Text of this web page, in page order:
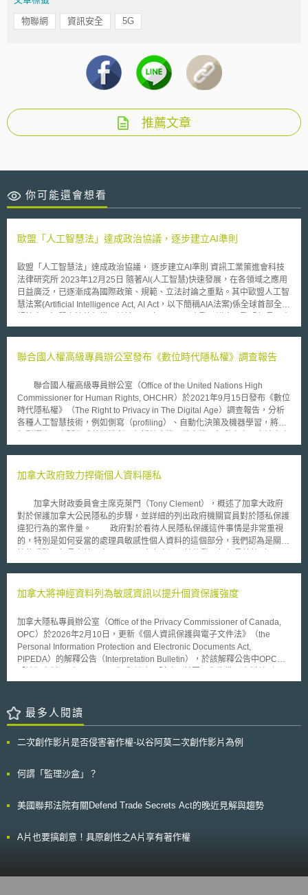
物聯網 資訊安全 5G
推薦文章
你可能還會想看
歐盟「人工智慧法」達成政治協議，逐步建立AI準則
歐盟「人工智慧法」達成政治協議， 逐步建立AI準則 資訊工業策進會科技
法律研究所 2023年12月25日 隨著AI(人工智慧)快速發展，在各領域之應用
日益廣泛，已逐漸成為國際政策、規範、立法討論之重點。其中歐盟人工智
慧法案(Artificial Intelligence Act, AI Act，以下簡稱AIA法案)係全球首部全面
會達成重要政治協議[1]，尚待正式批准。 壹、發佈背景 歐洲議會及歐盟部
准。在法案普遍實施前之過渡期，歐盟執委會將公布人工智慧協定(AI
關鍵義務。 歐盟人工智慧法係歐盟執委會於2021年4月提出，係全球首項關
於人工智慧的全面法律架構，該項新法係歐盟打造可信賴AI之方式，將基於
AI未來可證定義(future proof definition)，以等同作法直接適用於所有會員國
[2]。 貳、內容摘要 AIA法案旨在確保進入並於歐盟使用之AI人工智慧系統是
安全及可信賴的，並尊重人類基本權利及歐盟價值觀，在創新及權利義務中
(risk-based approach)，即風險越高，規則越嚴格，現階段將風險分為：最
risk)、特定透明度風險(Specific transparency risk)[3]。與委員會最初建議
適用之範圍，包含但不限於在歐盟內提供或部署人工智慧系統的企業[4]。但
澄清該法案不適用於專門用於軍事或國防目的之系統。同樣，該協定規定不
適用於研究和創新目的之人工智慧系統，也不適用於非專業原因之個人AI使
用。 臨時協議針對通用AI(General purpose AI)[5]模型，訂定相關規定以確
保價值鏈之透明度；針對可能造成系統性風險之強大模型，訂定風險管理與
重要事件監管、執行模型評估與對抗性測試等相關義務。這些義務將由執委
practices)。 考量到人工智慧系統可用於不同目的之情況，臨時協議針對通
接觸到使用這種系統時通知他們。 臨時協議針對違反禁止之AI應用，罰款金
額自3,500萬歐元 或全球年營業額7%(以較高者為準)。針對違反其他義務罰
款1,500萬歐元或全球年營業額3%，提供不正確資訊罰 款750萬歐元或全球
年營業額1.5%。針對中小及新創企業違反人工智慧法之行政罰款將設定適
AIA法案進行審議並通過臨時協議，係歐洲各國對於現下人工智慧運作之監
管進行全面的討論及認可結果，對其他國家未來立法及規範有一定之指引效
果。 此次臨時協議主要針對人工智慧定義及適用範圍進行確定定義，確認
算過程及單純軟體使用不會被無意中禁止。對於通用人工智慧基礎模型之部
務。然由於涉及層面過廣，仍需業界、科學社群、民間及其他利害關係人討
論準則之制定。 面對AI人工智慧之快速發展，各國在人工智慧之風險分級、
策進會科技法律研究所長期致力於促進國家科技法制環境，將持續觀測各國
聯合國人權高級專員辦公室發布《數位時代隱私權》調查報告
聯合國人權高級專員辦公室（Office of the United Nations High
Commissioner for Human Rights, OHCHR）於2021年9月15日發布《數位
時代隱私權》（The Right to Privacy in The Digital Age）調查報告，分析
各種人工智慧技術，例如側寫（profiling）、自動化決策及機器學習，將如
或集會結社自由等，並提出對國家與企業應如何因應之具體建議。 一、針
包括設計、開發、部署、銷售、取得（obtain）或運營，應定期進行全面的
高系統使用透明度與可解釋性，並應充分通知公眾與受影響之個人其正在使
用人工智慧進行決策。 二、針對國家使用人工智慧之建議：應確保所有人
工智慧的使用符合人權，明確禁止並停止販售不符合國際人權法運作之人工
智慧應用程序。在證明使用該人工智慧系統能遵守隱私及資料保護標準，且
不存在重大準確性問題及產生歧視影響之前，應暫停在公共場所使用遠端生
可能造成不利人權的影響，以及確保在侵犯人權時能夠有相關之補救措施。
商業與人權指導原則（Guiding Principles on Business and Human
視，進行系統評估與監測，以及設計有效的申訴機制。
加拿大政府致力捍衛個人資料隱私
加拿大財政委員會主席克萊門（Tony Clement），概述了加拿大政府
對於保護加拿大公民隱私的步驟，並詳細的列出政府機關官員對於隱私保護
違犯行為的案件量。 政府對於看待人民隱私保護這件事情是非常重視
的，特別是如何妥當的處理具敏感性個人資料的這個部分，我們認為是關鍵
Finley）說：「我們對於所有違犯事件都會非常認真的面對，任何錯誤都是
徹查本部門下所有員工處理個人資料的作業程序、更新網路防護機制以禁止
訊。我們政府一直持續推動保護個人資訊的安全維護措施、強化隱私保護、
當有任何事故發生時，會執行嚴格的通報機制及規劃完善的應變措施」。
自2006年以來，政府所採取加強隱私保護，並實行嚴格通報機制的新
興措施包括： 1.向隱私權委員會通報隱私侵害事故，並採取迅速措施進
行解決 2.完成隱私衝擊評估，以建置新的或實質性修正相關措施與行動
委員會辦公室 5.為因應各類新型侵害隱私權之事件，應持續建立新的應
變指引，協助各機構有統一的辨識標準和阻止措施。 「在最新年度報
告中，隱私權委員會指出，退伍軍人事務局已經明確的公告隱私權保護是現
保加拿大公民的隱私權保護」，部長克萊門回應道
加拿大將神經資料列為敏感資訊以提升個資保護強度
加拿大隱私專員辦公室（Office of the Privacy Commissioner of Canada,
OPC）於2026年2月10日，更新《個人資訊保護與電子文件法》（the
Personal Information Protection and Electronic Documents Act,
PIPEDA）的解釋公告（Interpretation Bulletin），於該解釋公告中OPC將
式納入PIPEDA意義下的敏感資訊（sensitive information）清單中，賦予更
度私密性：神經資料有深度私密性，其可能揭露當事人不自知或不預期揭露
的健康狀況、認知狀態或情緒反應。 2.不可變更性：不同於密碼可以重置或
資料被列為敏感資訊後會有更高程度的保護要求包括： 1.強化同意要求：在
料，組織必須獲得更充分且具實質意義的明示同意，不能僅依賴默示同意，
為高度敏感，組織必須採取較高等級的安全保護措施。 3.風險評估標準：在
鍵因素。將神經資料列為敏感資訊，意味著涉及此類資料的外洩事件將面臨
最多人閱讀
二次創作影片是否侵害著作權-以谷阿莫二次創作影片為例
何謂「監理沙盒」？
美國聯邦法院有關Defend Trade Secrets Act的晚近見解與趨勢
A片也要搞創意！具原創性之A片享有著作權